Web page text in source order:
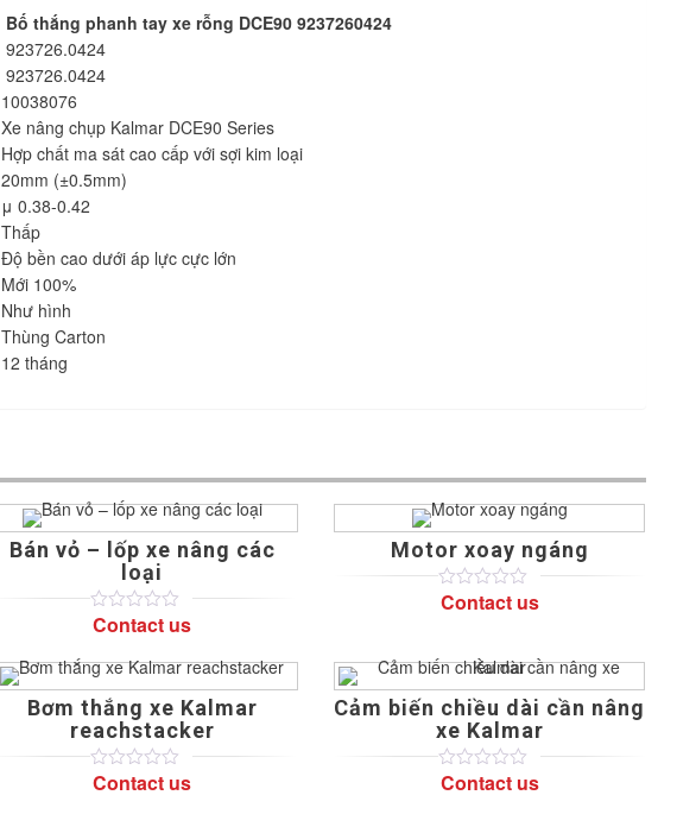
Bố thắng phanh tay xe rỗng DCE90 9237260424
923726.0424
923726.0424
10038076
Xe nâng chụp Kalmar DCE90 Series
Hợp chất ma sát cao cấp với sợi kim loại
20mm (±0.5mm)
μ 0.38-0.42
Thấp
Độ bền cao dưới áp lực cực lớn
Mới 100%
Như hình
Thùng Carton
12 tháng
Bán vỏ – lốp xe nâng các
loại
0
5
based
on
0
customer
ratings
Contact us
Motor xoay ngáng
0
5
on
0
ratings
Contact us
Bơm thắng xe Kalmar
reachstacker
0
5
0
Contact us
Cảm biến chiều dài cần nâng
xe Kalmar
0
5
0
Contact us